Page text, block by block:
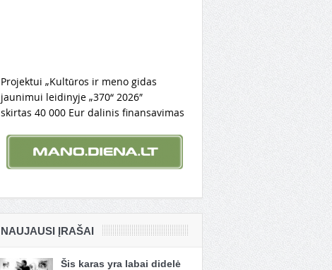
Projektui „Kultūros ir meno gidas
jaunimui leidinyje „370“ 2026″
skirtas 40 000 Eur dalinis finansavimas
NAUJAUSI ĮRAŠAI
Šis karas yra labai didelė